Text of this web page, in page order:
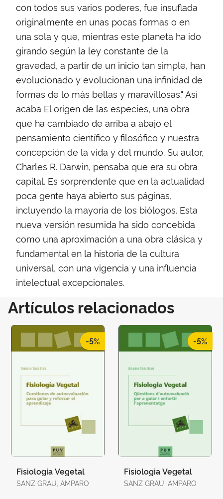
con todos sus varios poderes, fue insuflada
originalmente en unas pocas formas o en
una sola y que, mientras este planeta ha ido
girando según la ley constante de la
gravedad, a partir de un inicio tan simple, han
evolucionado y evolucionan una infinidad de
formas de lo más bellas y maravillosas." Así
acaba El origen de las especies, una obra
que ha cambiado de arriba a abajo el
pensamiento científico y filosófico y nuestra
concepción de la vida y del mundo. Su autor,
Charles R. Darwin, pensaba que era su obra
capital. Es sorprendente que en la actualidad
poca gente haya abierto sus páginas,
incluyendo la mayoría de los biólogos. Esta
nueva versión resumida ha sido concebida
como una aproximación a una obra clásica y
fundamental en la historia de la cultura
universal, con una vigencia y una influencia
intelectual excepcionales.
Artículos relacionados
-5%
Fisiología Vegetal
SANZ GRAU, AMPARO
-5%
Fisiologia Vegetal
SANZ GRAU, AMPARO